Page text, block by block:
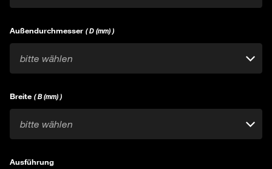
Außendurchmesser ( D (mm) )
bitte wählen
Breite ( B (mm) )
bitte wählen
Ausführung